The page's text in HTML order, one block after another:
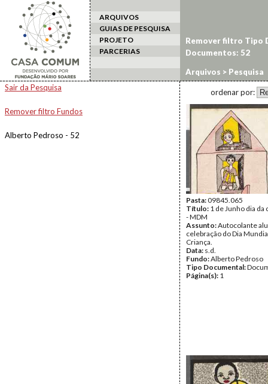
ARQUIVOS
GUIAS DE PESQUISA
PROJETO
PARCERIAS
Arquivos > Pesquisa
Sair da Pesquisa
Remover filtro Fundos
Alberto Pedroso - 52
Remover filtro Tipo
Documentos: 52
ordenar por:
Pasta:09845.065
Título: 1 de Junho dia da
- MDM
Assunto:Autocolante
celebração do Dia
Criança.
Data: s.d.
Fundo:Alberto Pedroso
Tipo Documental:
Página(s): 1